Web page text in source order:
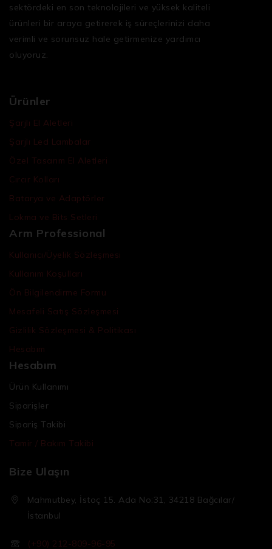
sektördeki en son teknolojileri ve yüksek kaliteli
ürünleri bir araya getirerek iş süreçlerinizi daha
verimli ve sorunsuz hale getirmenize yardımcı
oluyoruz.
Ürünler
Şarjlı El Aletleri
Şarjlı Led Lambalar
Özel Tasarım El Aletleri
Cırcır Kolları
Batarya ve Adaptörler
Lokma ve Bits Setleri
Arm Professional
Kullanıcı/Üyelik Sözleşmesi
Kullanım Koşulları
Ön Bilgilendirme Formu
Mesafeli Satış Sözleşmesi
Gizlilik Sözleşmesi & Politikası
Hesabım
Hesabım
Ürün Kullanımı
Siparişler
Sipariş Takibi
Tamir / Bakım Takibi
Bize Ulaşın
Mahmutbey, İstoç 15. Ada No:31, 34218 Bağcılar/
İstanbul
(+90) 212-809-96-95